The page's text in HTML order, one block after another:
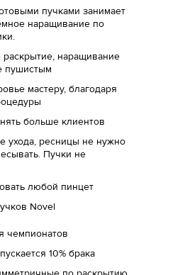
пучками занимает
наращивание по
наращивание
пушистым
мастеру, благодаря
больше клиентов
ухода, ресницы не нужно
Пучки не
любой пинцет
Novel
чемпионатов
10% брака